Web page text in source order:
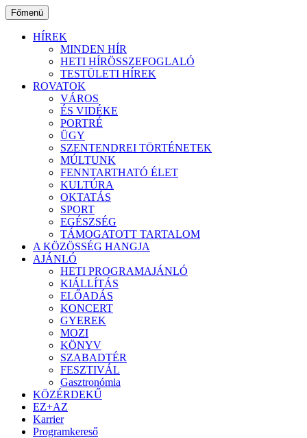
Ugrás
a
tartalomhoz
Főmenü
HÍREK
MINDEN HÍR
HETI HÍRÖSSZEFOGLALÓ
TESTÜLETI HÍREK
ROVATOK
VÁROS
ÉS VIDÉKE
PORTRÉ
ÜGY
SZENTENDREI TÖRTÉNETEK
MÚLTUNK
FENNTARTHATÓ ÉLET
KULTÚRA
OKTATÁS
SPORT
EGÉSZSÉG
TÁMOGATOTT TARTALOM
A KÖZÖSSÉG HANGJA
AJÁNLÓ
HETI PROGRAMAJÁNLÓ
KIÁLLÍTÁS
ELŐADÁS
KONCERT
GYEREK
MOZI
KÖNYV
SZABADTÉR
FESZTIVÁL
Gasztronómia
KÖZÉRDEKŰ
EZ+AZ
Karrier
Programkereső